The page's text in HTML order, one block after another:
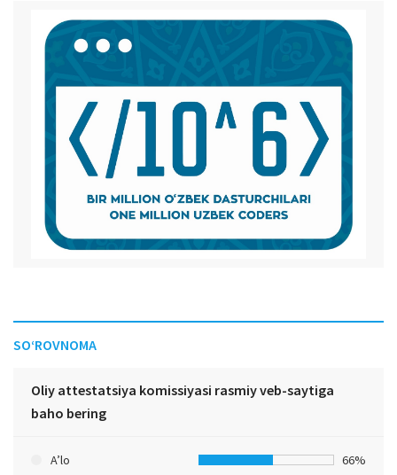
SO‘ROVNOMA
Oliy attestatsiya komissiyasi rasmiy veb-saytiga
baho bering
A’lo 66%